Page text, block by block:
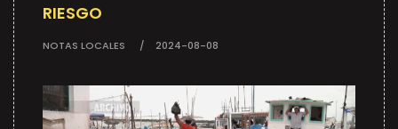
RIESGO
NOTAS LOCALES 2024-08-08